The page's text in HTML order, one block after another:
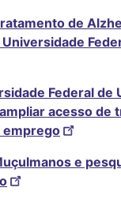
de
Federal de
acesso de
emprego
e